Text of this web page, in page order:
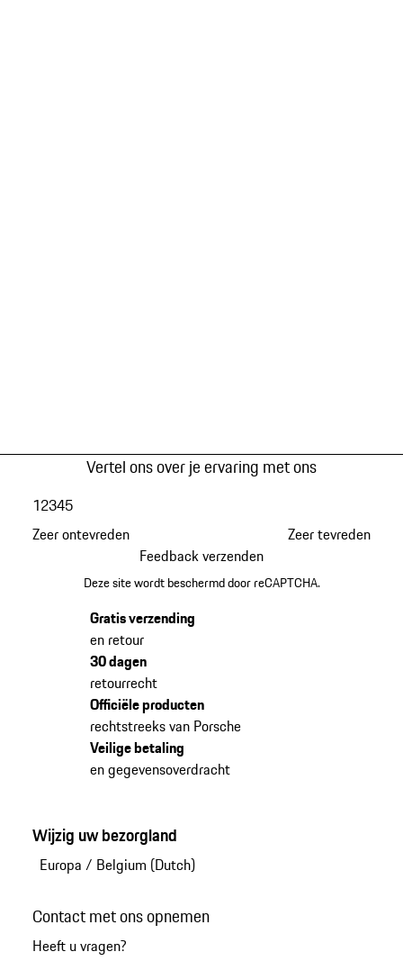
Vertel ons over je ervaring met ons
Zeer ontevreden
12345
Zeer tevreden
Feedback verzenden
Deze site wordt beschermd door reCAPTCHA.
Gratis verzending
en retour
30 dagen
retourrecht
Officiële producten
rechtstreeks van Porsche
Veilige betaling
en gegevensoverdracht
Wijzig uw bezorgland
Europa / Belgium (Dutch)
Contact met ons opnemen
Heeft u vragen?